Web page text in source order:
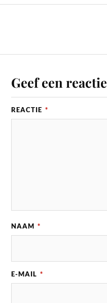
Geef een reactie
REACTIE *
NAAM *
E-MAIL *